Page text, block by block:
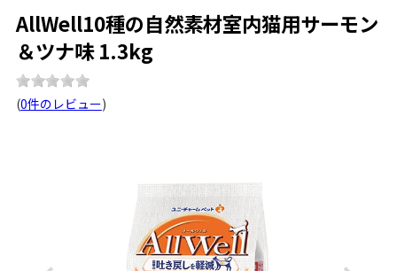
AllWell10種の自然素材室内猫用サーモン
＆ツナ味 1.3kg
(0件のレビュー)